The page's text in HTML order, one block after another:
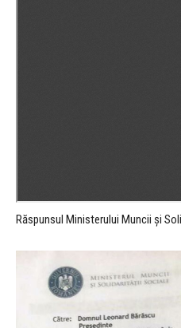
Răspunsul Ministerului Muncii și